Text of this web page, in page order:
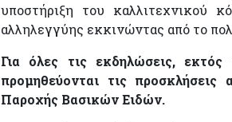
υποστήριξη του καλλιτεχνικού
αλληλεγγύης εκκινώντας από το
Για όλες τις εκδηλώσεις,
προμηθεύονται τις
Παροχής Βασικών Ειδών.